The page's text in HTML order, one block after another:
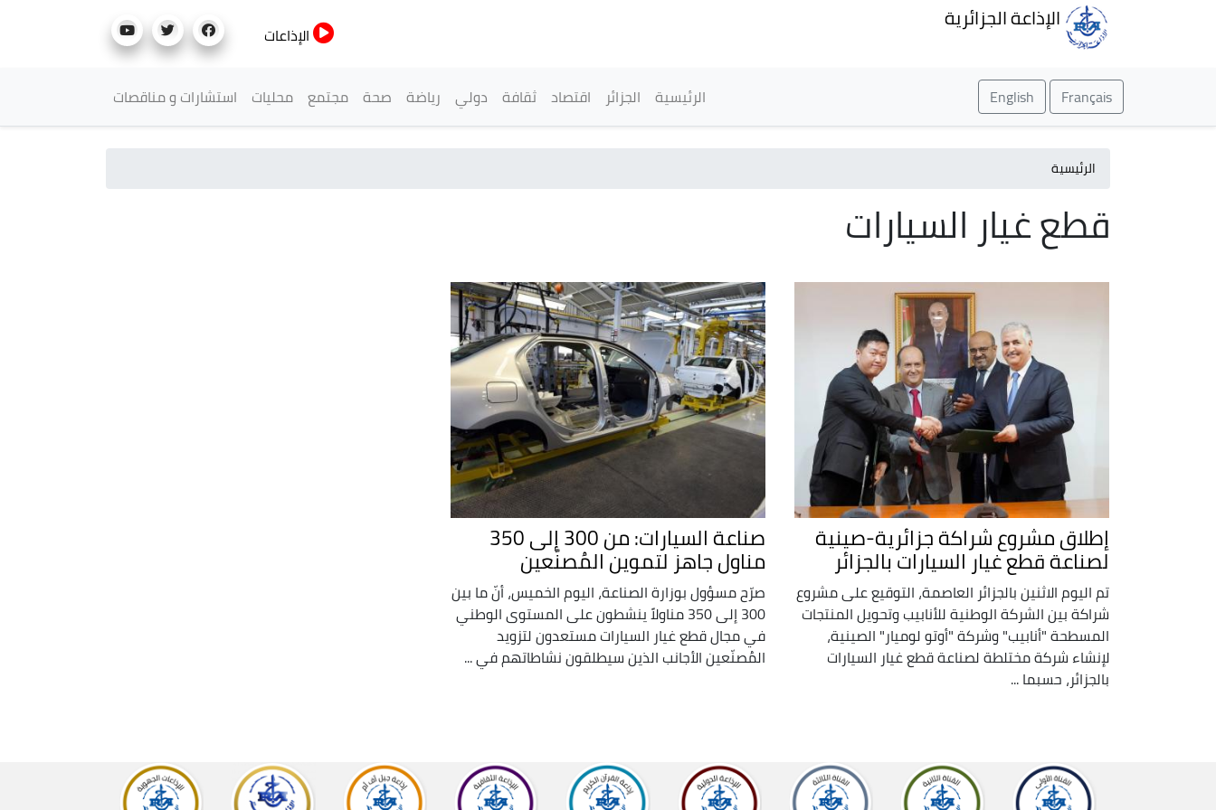
الإذاعة الجزائرية
الإذاعات
Français
English القائمة الرئيسية
الرئيسية الجزائر اقتصاد ثقافة دولي رياضة صحة مجتمع محليات استشارات و مناقصات
الرئيسية
قطع غيار السيارات
إطلاق مشروع شراكة جزائرية-صينية
لصناعة قطع غيار السيارات بالجزائر
تم اليوم الاثنين بالجزائر العاصمة، التوقيع على مشروع
شراكة بين الشركة الوطنية للأنابيب وتحويل المنتجات
المسطحة "أنابيب" وشركة "أوتو لوميار" الصينية،
لإنشاء شركة مختلطة لصناعة قطع غيار السيارات
بالجزائر، حسبما ...
صناعة السيارات: من 300 إلى 350
مناول جاهز لتموين المُصنّعين
صرّح مسؤول بوزارة الصناعة، اليوم الخميس، أنّ ما بين
300 إلى 350 مناولاً ينشطون على المستوى الوطني
في مجال قطع غيار السيارات مستعدون لتزويد
المُصنّعين الأجانب الذين سيطلقون نشاطاتهم في ...